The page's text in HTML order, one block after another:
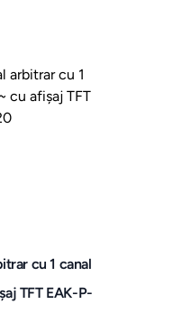
cu 1 canal
TFT EAK-P-